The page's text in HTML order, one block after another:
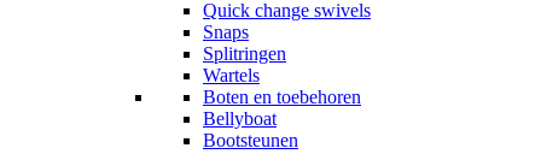
Quick change swivels
Snaps
Splitringen
Wartels
Boten en toebehoren
Bellyboat
Bootsteunen